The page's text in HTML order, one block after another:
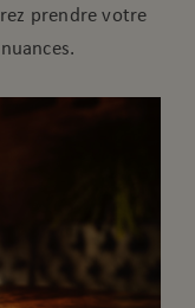
prendre votre